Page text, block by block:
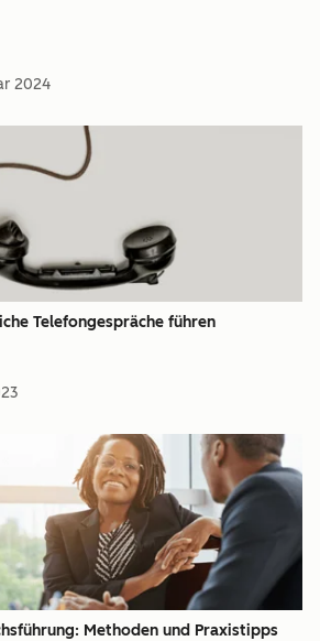
2024
Telefongespräche führen
Methoden und Praxistipps